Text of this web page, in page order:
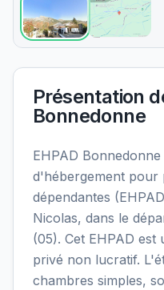
Présentation
Bonnedonne
EHPAD
d'hébergement pour
dépendantes
Nicolas, dans le
(05). Cet EHPAD est
privé non lucratif.
chambres simples,